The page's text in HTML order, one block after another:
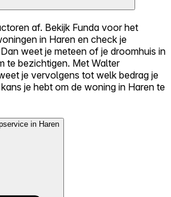
af. Bekijk Funda voor het
in Haren en check je
weet je meteen of je droomhuis in
te bezichtigen. Met Walter
je vervolgens tot welk bedrag je
je hebt om de woning in Haren te
in Haren